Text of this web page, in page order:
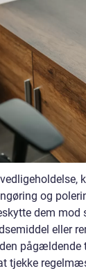
og
dem mod
eller
tjekke